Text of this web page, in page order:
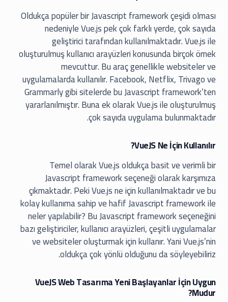
Oldukça popüler bir Javascript framework çeşidi olması
nedeniyle Vue.js pek çok farklı yerde, çok sayıda
geliştirici tarafından kullanılmaktadır. Vue.js ile
oluşturulmuş kullanıcı arayüzleri konusunda birçok örnek
mevcuttur. Bu araç genellikle websiteler ve
uygulamalarda kullanılır. Facebook, Netflix, Trivago ve
Grammarly gibi sitelerde bu Javascript framework’ten
yararlanılmıştır. Buna ek olarak Vue.js ile oluşturulmuş
çok sayıda uygulama bulunmaktadır.
VueJS Ne İçin Kullanılır?
Temel olarak Vue.js oldukça basit ve verimli bir
Javascript framework seçeneği olarak karşımıza
çıkmaktadır. Peki Vue.js ne için kullanılmaktadır ve bu
kolay kullanıma sahip ve hafif Javascript framework ile
neler yapılabilir? Bu Javascript framework seçeneğini
bazı geliştiriciler, kullanıcı arayüzleri, çeşitli uygulamalar
ve websiteler oluşturmak için kullanır. Yani Vue.js’nin
oldukça çok yönlü olduğunu da söyleyebiliriz.
VueJS Web Tasarıma Yeni Başlayanlar İçin Uygun
Mudur?